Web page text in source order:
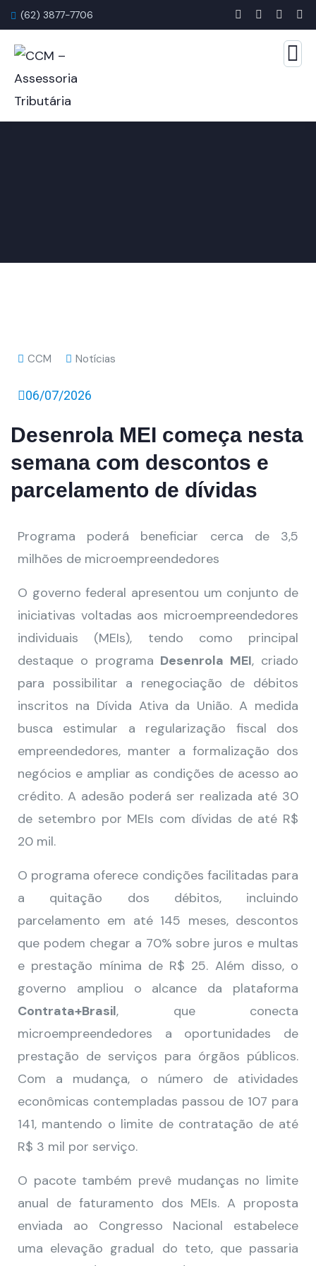
(62) 3877-7706
CCM Notícias
06/07/2026
Desenrola MEI começa nesta
semana com descontos e
parcelamento de dívidas
Programa poderá beneficiar cerca de 3,5
milhões de microempreendedores
O governo federal apresentou um conjunto de
iniciativas voltadas aos microempreendedores
individuais (MEIs), tendo como principal
destaque o programa Desenrola MEI, criado
para possibilitar a renegociação de débitos
inscritos na Dívida Ativa da União. A medida
busca estimular a regularização fiscal dos
empreendedores, manter a formalização dos
negócios e ampliar as condições de acesso ao
crédito. A adesão poderá ser realizada até 30
de setembro por MEIs com dívidas de até R$
20 mil.
O programa oferece condições facilitadas para
a quitação dos débitos, incluindo
parcelamento em até 145 meses, descontos
que podem chegar a 70% sobre juros e multas
e prestação mínima de R$ 25. Além disso, o
governo ampliou o alcance da plataforma
Contrata+Brasil, que conecta
microempreendedores a oportunidades de
prestação de serviços para órgãos públicos.
Com a mudança, o número de atividades
econômicas contempladas passou de 107 para
141, mantendo o limite de contratação de até
R$ 3 mil por serviço.
O pacote também prevê mudanças no limite
anual de faturamento dos MEIs. A proposta
enviada ao Congresso Nacional estabelece
uma elevação gradual do teto, que passaria